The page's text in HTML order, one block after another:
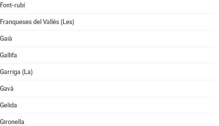
Font-rubí
Franqueses del Vallès (Les)
Gaià
Gallifa
Garriga (La)
Gavà
Gelida
Gironella